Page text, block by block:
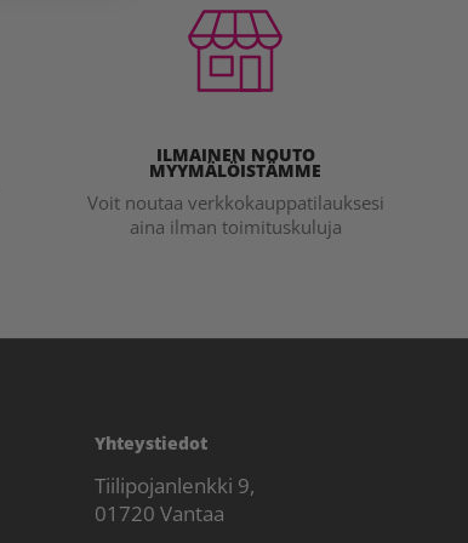
ILMAINEN NOUTO
MYYMÄLÖISTÄMME
Voit noutaa verkkokauppatilauksesi
aina ilman toimituskuluja
Yhteystiedot
Tiilipojanlenkki 9,
01720 Vantaa